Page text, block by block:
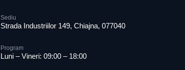
Sediu
Strada Industriilor 149, Chiajna, 077040
Program
Luni – Vineri: 09:00 – 18:00